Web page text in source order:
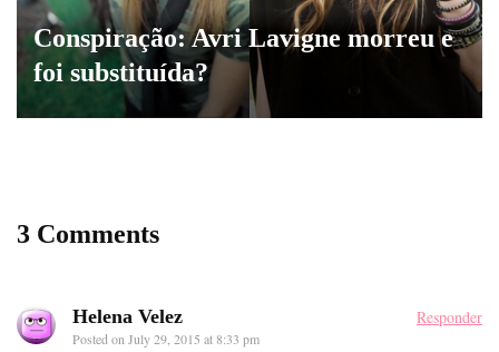
Conspiração: Avri Lavigne morreu e
foi substituída?
3 Comments
Helena Velez
Posted on July 29, 2015 at 8:33 pm
Responder